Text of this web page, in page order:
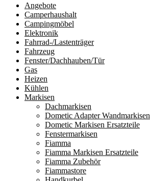
Angebote
Camperhaushalt
Campingmöbel
Elektronik
Fahrrad-/Lastenträger
Fahrzeug
Fenster/Dachhauben/Tür
Gas
Heizen
Kühlen
Markisen
Dachmarkisen
Dometic Adapter Wandmarkisen
Dometic Markisen Ersatzteile
Fenstermarkisen
Fiamma
Fiamma Markisen Ersatzteile
Fiamma Zubehör
Fiammastore